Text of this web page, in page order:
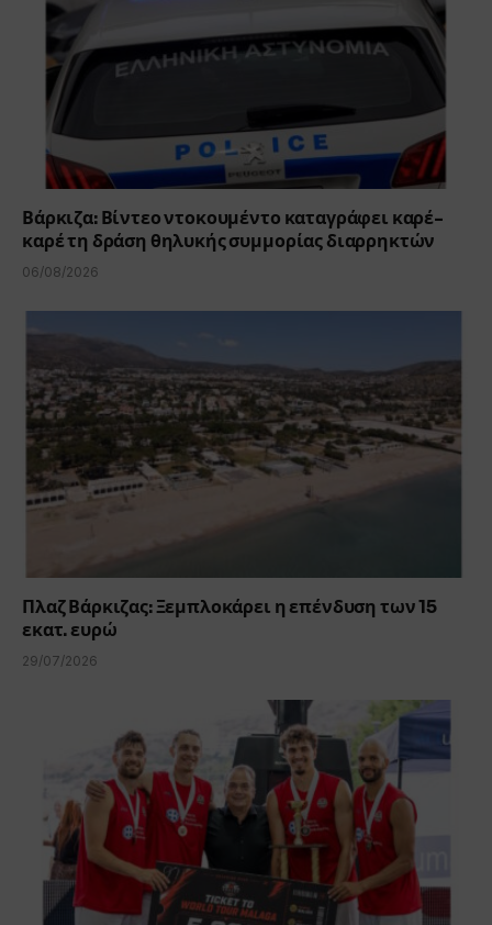
Βάρκιζα: Βίντεο ντοκουμέντο καταγράφει καρέ-
καρέ τη δράση θηλυκής συμμορίας διαρρηκτών
06/08/2026
Πλαζ Βάρκιζας: Ξεμπλοκάρει η επένδυση των 15
εκατ. ευρώ
29/07/2026